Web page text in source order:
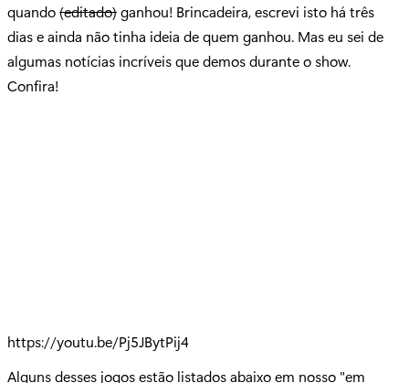
quando(editado)ganhou! Brincadeira, escrevi isto há três
dias e ainda não tinha ideia de quem ganhou. Mas eu sei de
algumas notícias incríveis que demos durante o show.
Confira!
https://youtu.be/Pj5JBytPij4
Alguns desses jogos estão listados abaixo em nosso "em